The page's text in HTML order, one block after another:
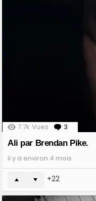
7.7k Vues 3
Ali par Brendan Pike.
il y a environ 4 mois
22